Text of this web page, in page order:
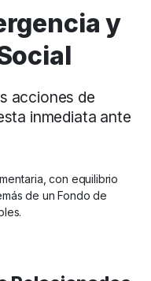
y
acciones de
inmediata ante
con equilibrio
de un Fondo de